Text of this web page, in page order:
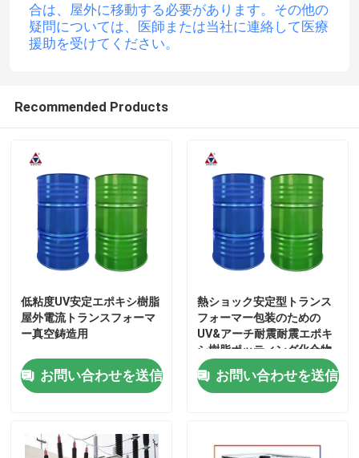
電気エポキシ樹脂
難燃性エポキシ樹脂
射出エポキシ樹脂
投げるエポキシ樹脂
エポキシ樹脂治癒代理店
変圧器エポキシ樹脂
室温エポキシ
合は、屋外に移動する必要があります。その他の
疑問については、医師または当社に連絡して医療
援助を受けてください。
Recommended Products
低粘度UV安定エポキシ樹脂
屋外電流トランスフォーマ
ー真空鋳造用
お問い合わせを送信
熱ショック安定型トランス
フォーマー包装のための
UV&アーチ耐震耐震エポキ
シ樹脂ポッティング化合物
お問い合わせを送信